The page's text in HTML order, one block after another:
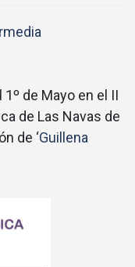
de Mayo en el II
de Las Navas de
de ‘Guillena